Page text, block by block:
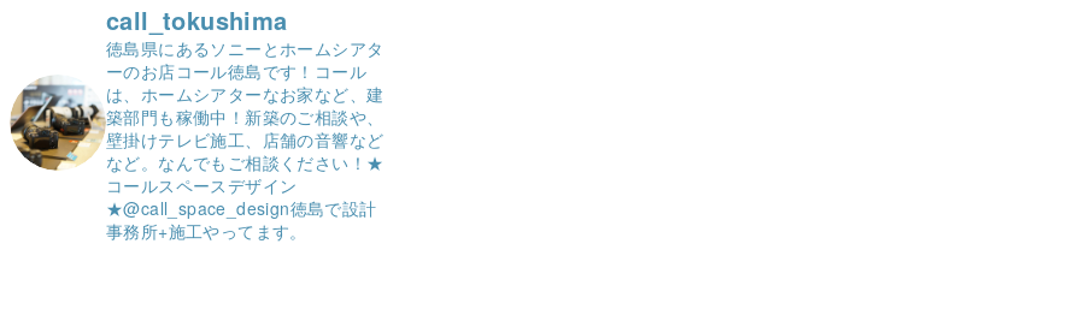
call_tokushima
徳島県にあるソニーとホームシアタ
ーのお店コール徳島です！ コール
は、ホームシアターなお家など、建
築部門も稼働中！ 新築のご相談や、
壁掛けテレビ施工、店舗の音響など
など。 なんでもご相談ください！ ★
コールスペースデザイン
★@call_space_design徳島で設計
事務所+施工やってます。